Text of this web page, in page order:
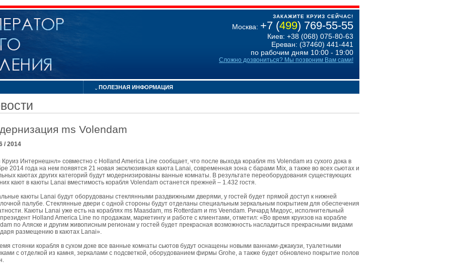
ЗАКАЖИТЕ КРУИЗ СЕЙЧАС!
Москва: +7 (499) 769-55-55
Киев: +38 (068) 075-80-63
Ереван: (37460) 441-441
по рабочим дням 10:00 - 19:00
Сложно дозвониться? Мы позвоним Вам сами!
ПОЛЕЗНАЯ ИНФОРМАЦИЯ
ms Volendam
/ 2014
Интернешнл» совместно с Holland America Line сообщает, что после выхода корабля ms Volendam из сухого дока в
2014 года на нем появятся 21 новая эксклюзивная каюта Lanai, современная зона с барами Mix, а также во всех сьютах и
каютах других категорий будут модернизированы ванные комнаты. В результате переоборудования существующих
кают в каюты Lanai вместимость корабля Volendam останется прежней – 1.432 гостя.
каюты Lanai будут оборудованы стеклянными раздвижными дверями, у гостей будет прямой доступ к нижней
палубе. Стеклянные двери с одной стороны будут отделаны специальным зеркальным покрытием для обеспечения
Каюты Lanai уже есть на кораблях ms Maasdam, ms Rotterdam и ms Veendam. Ричард Мидоус, исполнительный
Holland America Line по продажам, маркетингу и работе с клиентами, отметил: «Во время круизов на корабле
по Аляске и другим живописным регионам у гостей будет прекрасная возможность насладиться прекрасными видами
размещению в каютах Lanai».
стоянки корабля в сухом доке все ванные комнаты сьютов будут оснащены новыми ваннами-джакузи, туалетными
с отделкой из камня, зеркалами с подсветкой, оборудованием фирмы Grohe, а также будет обновлено покрытие полов